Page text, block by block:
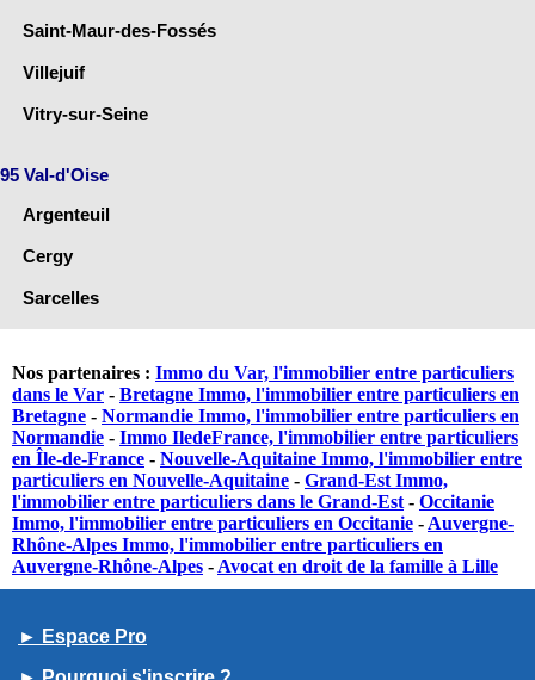
Saint-Maur-des-Fossés
Villejuif
Vitry-sur-Seine
95 Val-d'Oise
Argenteuil
Cergy
Sarcelles
Nos partenaires : Immo du Var, l'immobilier entre particuliers
dans le Var - Bretagne Immo, l'immobilier entre particuliers en
Bretagne - Normandie Immo, l'immobilier entre particuliers en
Normandie - Immo IledeFrance, l'immobilier entre particuliers
en Île-de-France - Nouvelle-Aquitaine Immo, l'immobilier entre
particuliers en Nouvelle-Aquitaine - Grand-Est Immo,
l'immobilier entre particuliers dans le Grand-Est - Occitanie
Immo, l'immobilier entre particuliers en Occitanie - Auvergne-
Rhône-Alpes Immo, l'immobilier entre particuliers en
Auvergne-Rhône-Alpes - Avocat en droit de la famille à Lille
► Espace Pro